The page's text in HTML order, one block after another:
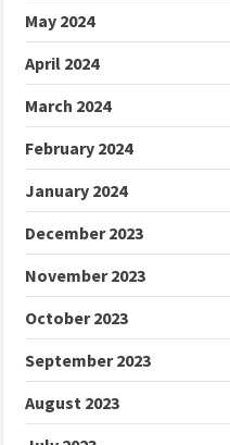
May 2024
April 2024
March 2024
February 2024
January 2024
December 2023
November 2023
October 2023
September 2023
August 2023